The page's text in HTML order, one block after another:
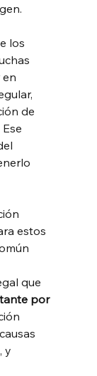
los
de
estos
que
por
y